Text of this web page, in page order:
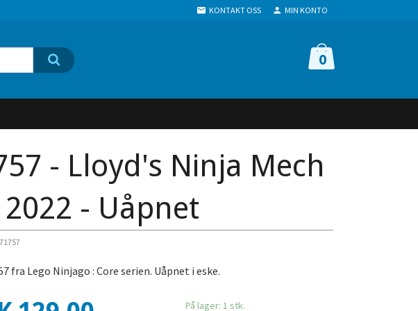
KONTAKT OSS MIN KONTO
0
- Lloyd's Ninja Mech
- Uåpnet
71757
fra Lego Ninjago : Core serien. Uåpnet i eske.
På lager: 1 stk.